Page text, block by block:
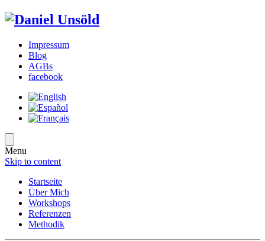
Impressum
Blog
AGBs
facebook
Menu
Skip to content
Startseite
Über Mich
Workshops
Referenzen
Methodik